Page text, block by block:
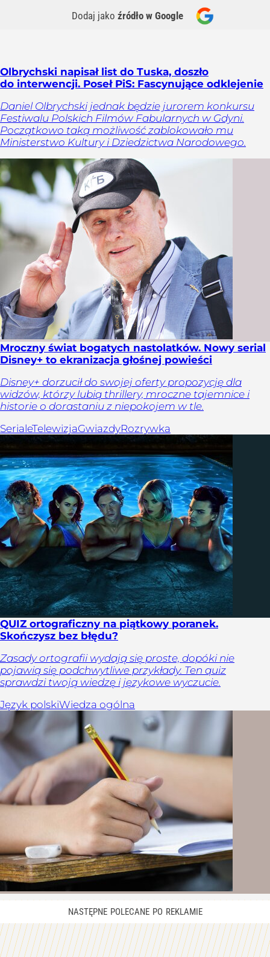
Dodaj jako źródło w Google
Olbrychski napisał list do Tuska, doszło
do interwencji. Poseł PiS: Fascynujące odklejenie
Daniel Olbrychski jednak będzie jurorem konkursu
Festiwalu Polskich Filmów Fabularnych w Gdyni.
Początkowo taką możliwość zablokowało mu
Ministerstwo Kultury i Dziedzictwa Narodowego.
Mroczny świat bogatych nastolatków. Nowy serial
Disney+ to ekranizacja głośnej powieści
Disney+ dorzucił do swojej oferty propozycję dla
widzów, którzy lubią thrillery, mroczne tajemnice i
historie o dorastaniu z niepokojem w tle.
SerialeTelewizjaGwiazdyRozrywka
QUIZ ortograficzny na piątkowy poranek.
Skończysz bez błędu?
Zasady ortografii wydają się proste, dopóki nie
pojawią się podchwytliwe przykłady. Ten quiz
sprawdzi twoją wiedzę i językowe wyczucie.
Język polskiWiedza ogólna